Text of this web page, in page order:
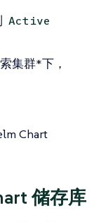
Active
集群*下，
Chart
储存库